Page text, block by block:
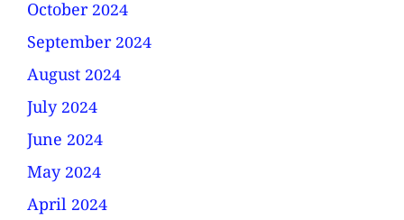
October 2024
September 2024
August 2024
July 2024
June 2024
May 2024
April 2024